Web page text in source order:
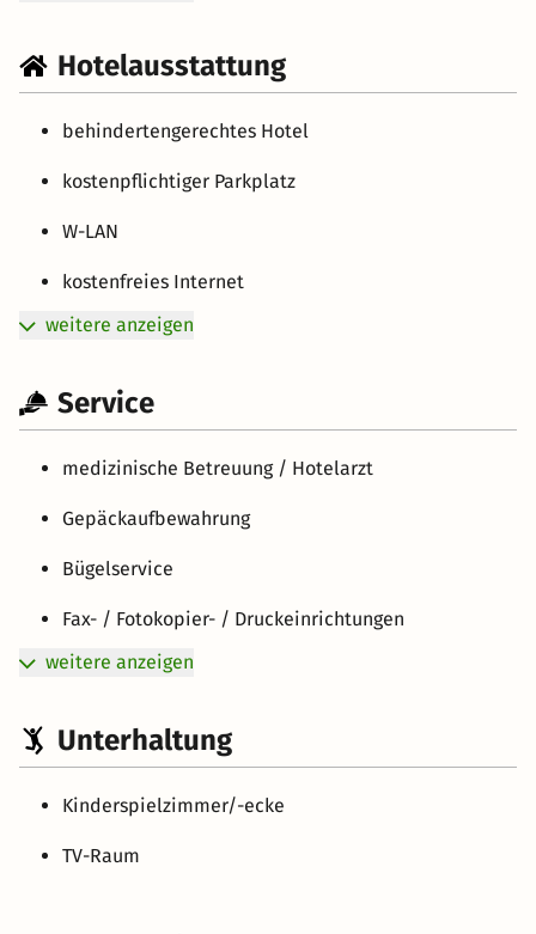
Hotelausstattung
behindertengerechtes Hotel
kostenpflichtiger Parkplatz
W-LAN
kostenfreies Internet
weitere anzeigen
Service
medizinische Betreuung / Hotelarzt
Gepäckaufbewahrung
Bügelservice
Fax- / Fotokopier- / Druckeinrichtungen
weitere anzeigen
Unterhaltung
Kinderspielzimmer/-ecke
TV-Raum